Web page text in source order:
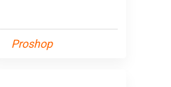
Proshop